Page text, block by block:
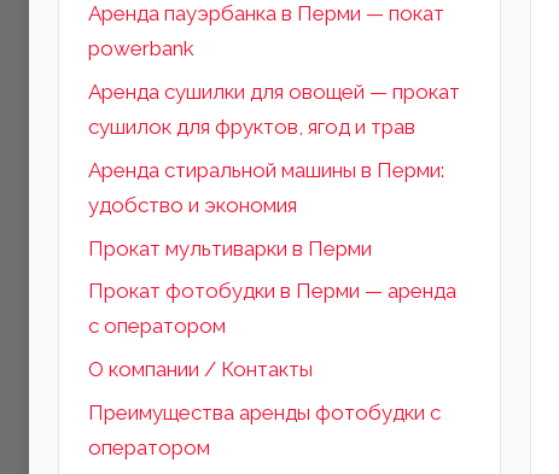
Аренда пауэрбанка в Перми — покат
powerbank
Аренда сушилки для овощей — прокат
сушилок для фруктов, ягод и трав
Аренда стиральной машины в Перми:
удобство и экономия
Прокат мультиварки в Перми
Прокат фотобудки в Перми — аренда
с оператором
О компании / Контакты
Преимущества аренды фотобудки с
оператором